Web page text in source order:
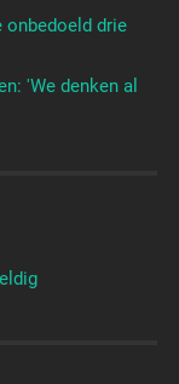
onbedoeld drie
'We denken al